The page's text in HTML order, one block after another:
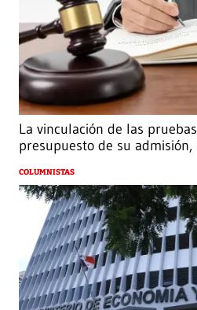
La vinculación de las
presupuesto de su
COLUMNISTAS